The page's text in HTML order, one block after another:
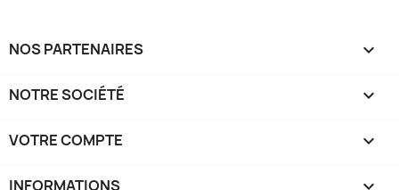
NOS PARTENAIRES 
NOTRE SOCIÉTÉ 
VOTRE COMPTE 
INFORMATIONS